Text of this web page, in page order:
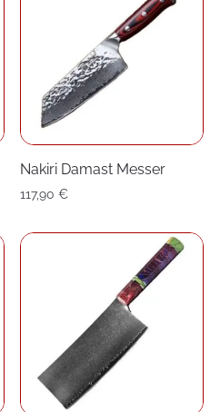
Nakiri Damast Messer
117,90€